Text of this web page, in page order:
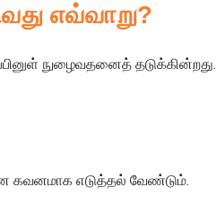
எவ்வாறு?
நுழைவதனைத் தடுக்கின்றது.
கவனமாக எடுத்தல் வேண்டும்.